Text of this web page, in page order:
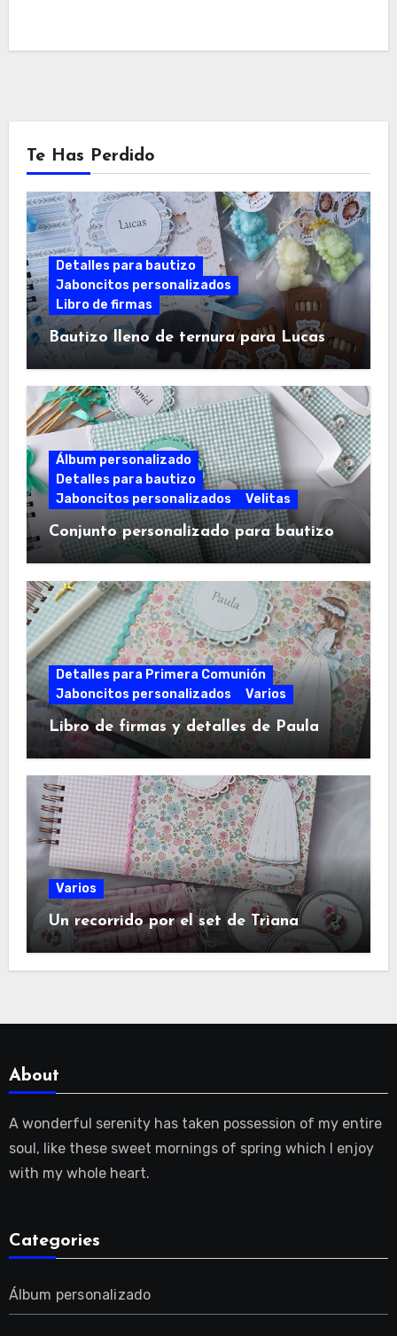
Te Has Perdido
Detalles para bautizo
Jaboncitos personalizados
Libro de firmas
Bautizo lleno de ternura para Lucas
Álbum personalizado
Detalles para bautizo
Jaboncitos personalizados
Velitas
Conjunto personalizado para bautizo
Detalles para Primera Comunión
Jaboncitos personalizados
Varios
Libro de firmas y detalles de Paula
Varios
Un recorrido por el set de Triana
About
A wonderful serenity has taken possession of my entire
soul, like these sweet mornings of spring which I enjoy
with my whole heart.
Categories
Álbum personalizado